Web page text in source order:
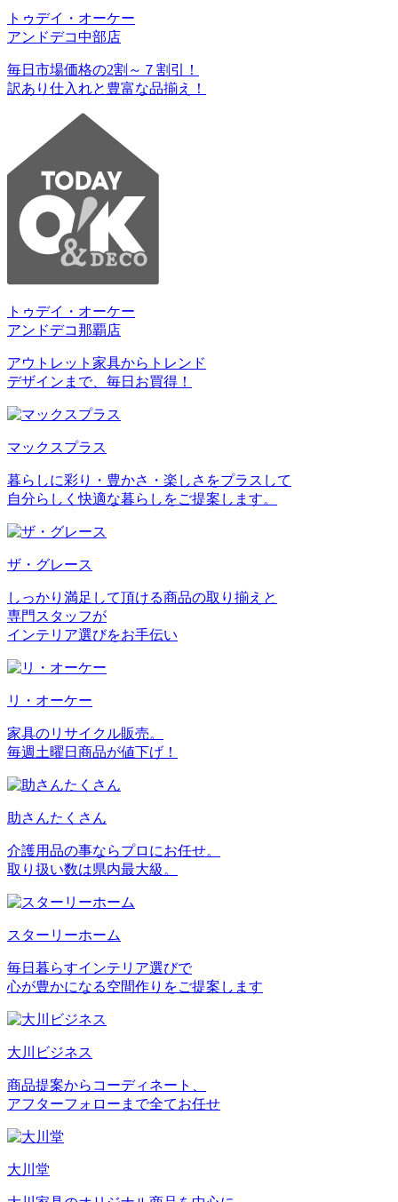
トゥデイ・オーケー
アンドデコ中部店
毎日市場価格の2割～７割引！
訳あり仕入れと豊富な品揃え！
トゥデイ・オーケー
アンドデコ那覇店
アウトレット家具からトレンド
デザインまで、毎日お買得！
マックスプラス
暮らしに彩り・豊かさ・楽しさをプラスして
自分らしく快適な暮らしをご提案します。
ザ・グレース
しっかり満足して頂ける商品の取り揃えと
専門スタッフが
インテリア選びをお手伝い
リ・オーケー
家具のリサイクル販売。
毎週土曜日商品が値下げ！
助さんたくさん
介護用品の事ならプロにお任せ。
取り扱い数は県内最大級。
スターリーホーム
毎日暮らすインテリア選びで
心が豊かになる空間作りをご提案します
大川ビジネス
商品提案からコーディネート、
アフターフォローまで全てお任せ
大川堂